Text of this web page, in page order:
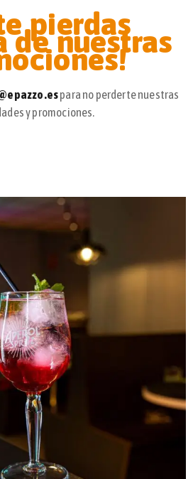
pierdas
de nuestras
para no perderte nuestras
y promociones.